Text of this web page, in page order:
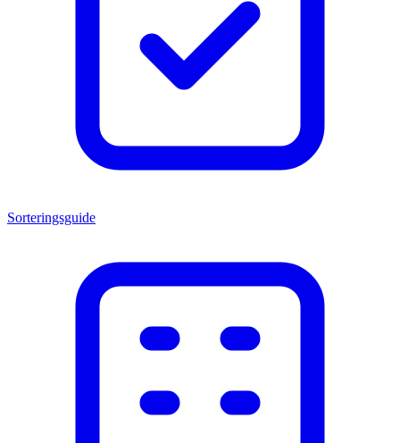
Sorteringsguide